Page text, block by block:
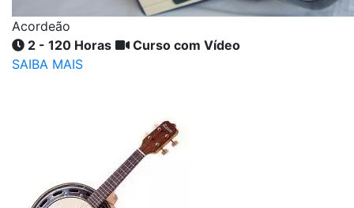
Acordeão
2 - 120 Horas
Curso com Vídeo
SAIBA MAIS